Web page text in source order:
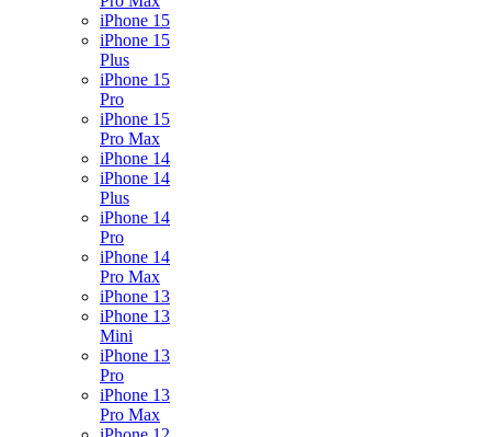
iPhone 15
iPhone 15
Plus
iPhone 15
Pro
iPhone 15
Pro Max
iPhone 14
iPhone 14
Plus
iPhone 14
Pro
iPhone 14
Pro Max
iPhone 13
iPhone 13
Mini
iPhone 13
Pro
iPhone 13
Pro Max